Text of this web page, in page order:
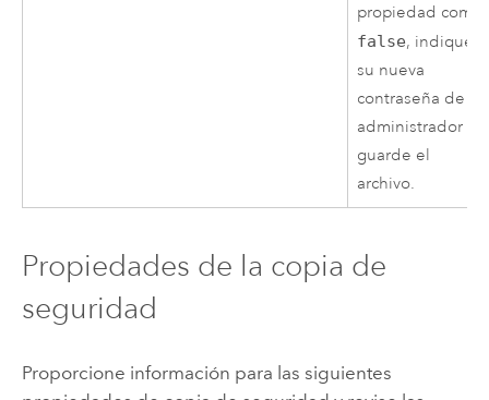
propiedad como
false, indique
su nueva
contraseña de
administrador y
guarde el
archivo.
Propiedades de la copia de
seguridad
Proporcione información para las siguientes